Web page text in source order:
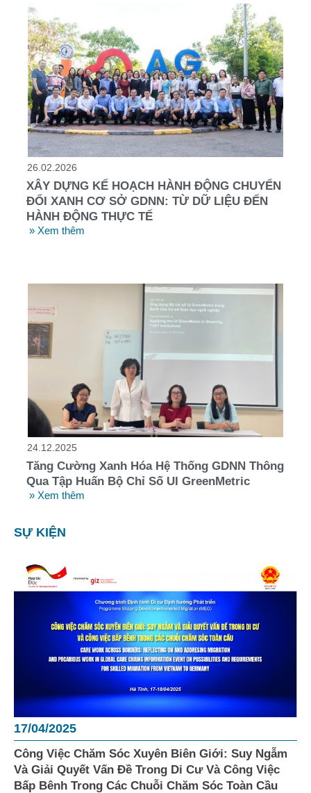
26.02.2026
XÂY DỰNG KẾ HOẠCH HÀNH ĐỘNG CHUYỂN
ĐỔI XANH CƠ SỞ GDNN: TỪ DỮ LIỆU ĐẾN
HÀNH ĐỘNG THỰC TẾ
» Xem thêm
24.12.2025
Tăng Cường Xanh Hóa Hệ Thống GDNN Thông
Qua Tập Huấn Bộ Chỉ Số UI GreenMetric
» Xem thêm
SỰ KIỆN
17/04/2025
Công Việc Chăm Sóc Xuyên Biên Giới: Suy Ngẫm
Và Giải Quyết Vấn Đề Trong Di Cư Và Công Việc
Bấp Bênh Trong Các Chuỗi Chăm Sóc Toàn Cầu